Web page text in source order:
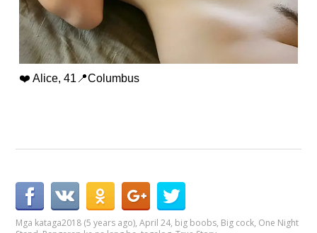
❤️ Alice, 41📍Columbus
Mga kataga2018 (5 years ago),April 24, big boobs, Big cock, One Night